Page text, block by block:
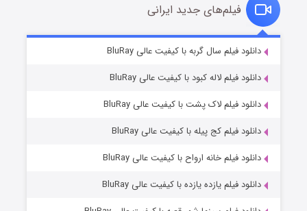
قسمت۷ (زیرنویس) منتشر شد
فیلم‌های جدید ایرانی
دانلود فیلم سال گربه با کیفیت عالی BluRay
دانلود فیلم لاله کبود با کیفیت عالی BluRay
دانلود فیلم لاک پشت با کیفیت عالی BluRay
دانلود فیلم کج‌ پیله با کیفیت عالی BluRay
دانلود فیلم خانه ارواح با کیفیت عالی BluRay
دانلود فیلم یازده یازده با کیفیت عالی BluRay